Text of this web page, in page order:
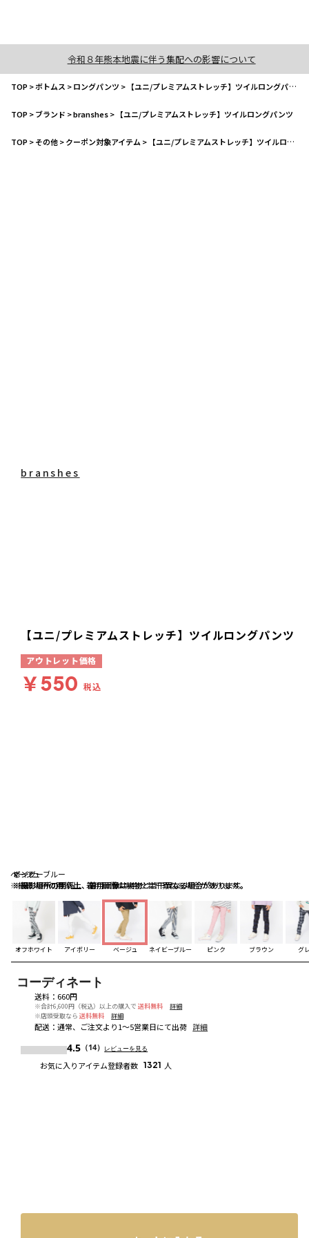
令和８年熊本地震に伴う集配への影響について
TOP>ボトムス >ロングパンツ > 【ユニ/プレミアムストレッチ】ツイルロングパンツ
TOP>ブランド >branshes> 【ユニ/プレミアムストレッチ】ツイルロングパンツ
TOP>その他>クーポン対象アイテム > 【ユニ/プレミアムストレッチ】ツイルロングパンツ
ベージュ
※撮影場所の関係上、着用画像は実物と若干異なる場合があります。
ネイビーブルー
※撮影場所の関係上、着用画像は実物と若干異なる場合があります。
ピンク
※撮影場所の関係上、着用画像は実物と若干異なる場合があります。
オフホワイト アイボリー ベージュ ネイビーブルー ピンク ブラウン グ
コーディネート
送料 ： 660円
※合計6,600円（税込）以上の購入で 送料無料
詳細
※店頭受取なら 送料無料 詳細
配送 ：通常、ご注文より1～5営業日にて出荷 詳細
4.5 （14） レビューを見る
お気に入りアイテム登録者数 1321 人
branshes
【ユニ/プレミアムストレッチ】ツイルロングパンツ
アウトレット価格
￥550 税込